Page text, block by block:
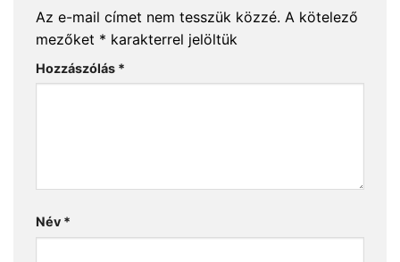
Az e-mail címet nem tesszük közzé. A kötelező
mezőket * karakterrel jelöltük
Hozzászólás *
Név *